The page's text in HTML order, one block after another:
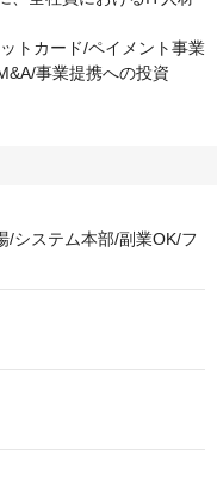
トカード/ペイメント事業
事業提携への投資
システム本部/副業OK/フ